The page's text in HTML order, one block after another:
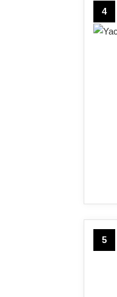
4
5